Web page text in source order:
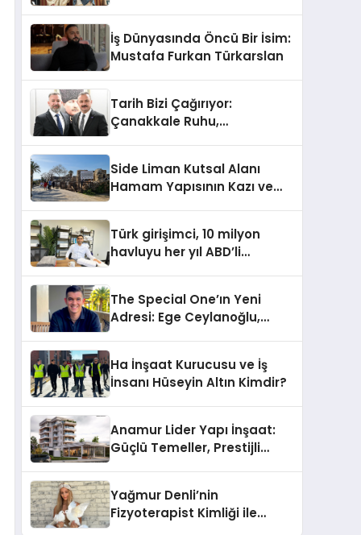
İş Dünyasında Öncü Bir İsim:
Mustafa Furkan Türkarslan
Tarih Bizi Çağırıyor:
Çanakkale Ruhu,
Side Liman Kutsal Alanı
Hamam Yapısının Kazı ve
Katkılarıyla Tamamlandı
Türk girişimci, 10 milyon
havluyu her yıl ABD’li
The Special One’ın Yeni
Adresi: Ege Ceylanoğlu,
Geliyor!
Ha İnşaat Kurucusu ve İş
İnsanı Hüseyin Altın Kimdir?
Anamur Lider Yapı İnşaat:
Güçlü Temeller, Prestijli
Yağmur Denli’nin
Fizyoterapist Kimliği ile